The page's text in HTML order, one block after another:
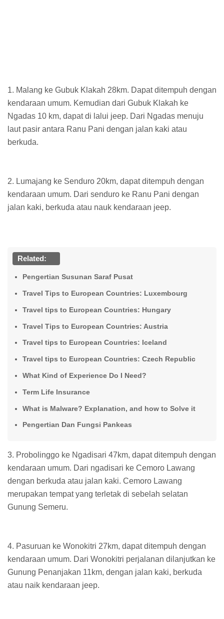
1. Malang ke Gubuk Klakah 28km. Dapat ditempuh dengan
kendaraan umum. Kemudian dari Gubuk Klakah ke
Ngadas 10 km, dapat di lalui jeep. Dari Ngadas menuju
laut pasir antara Ranu Pani dengan jalan kaki atau
berkuda.
2. Lumajang ke Senduro 20km, dapat ditempuh dengan
kendaraan umum. Dari senduro ke Ranu Pani dengan
jalan kaki, berkuda atau nauk kendaraan jeep.
Related:
Pengertian Susunan Saraf Pusat
Travel Tips to European Countries: Luxembourg
Travel tips to European Countries: Hungary
Travel Tips to European Countries: Austria
Travel tips to European Countries: Iceland
Travel tips to European Countries: Czech Republic
What Kind of Experience Do I Need?
Term Life Insurance
What is Malware? Explanation, and how to Solve it
Pengertian Dan Fungsi Pankeas
3. Probolinggo ke Ngadisari 47km, dapat ditempuh dengan
kendaraan umum. Dari ngadisari ke Cemoro Lawang
dengan berkuda atau jalan kaki. Cemoro Lawang
merupakan tempat yang terletak di sebelah selatan
Gunung Semeru.
4. Pasuruan ke Wonokitri 27km, dapat ditempuh dengan
kendaraan umum. Dari Wonokitri perjalanan dilanjutkan ke
Gunung Penanjakan 11km, dengan jalan kaki, berkuda
atau naik kendaraan jeep.